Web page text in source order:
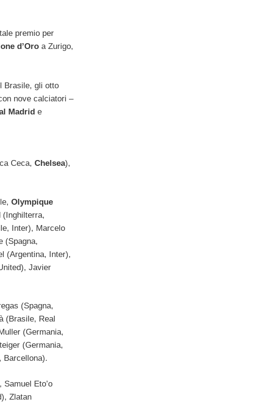
premio per
d’Oro a Zurigo,
Brasile, gli otto
nove calciatori –
Madrid e
Ceca, Chelsea),
Olympique
(Inghilterra,
Inter), Marcelo
(Spagna,
(Argentina, Inter),
Javier
(Spagna,
(Brasile, Real
(Germania,
(Germania,
Barcellona).
Eto’o
Zlatan